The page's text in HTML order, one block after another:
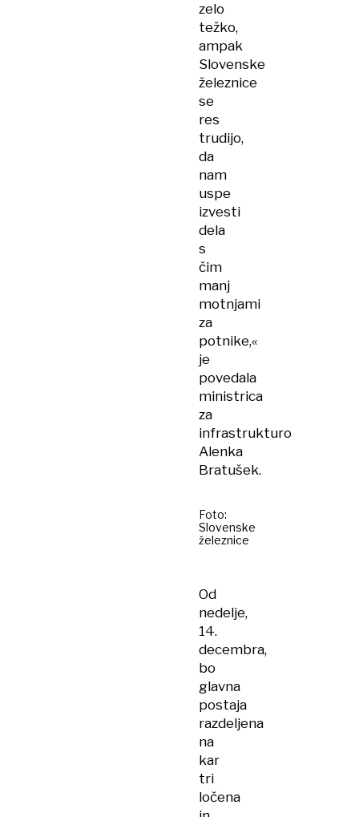
zelo
težko,
ampak
Slovenske
železnice
se
res
trudijo,
da
nam
uspe
izvesti
dela
s
čim
manj
motnjami
za
potnike,«
je
povedala
ministrica
za
infrastrukturo
Alenka
Bratušek.
Foto:
Slovenske
železnice
Od
nedelje,
14.
decembra,
bo
glavna
postaja
razdeljena
na
kar
tri
ločena